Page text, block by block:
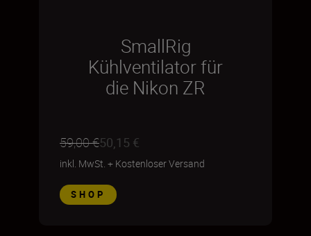
SmallRig
Kühlventilator für
die Nikon ZR
59,00 €50,15 €
inkl. MwSt. + Kostenloser Versand
SHOP